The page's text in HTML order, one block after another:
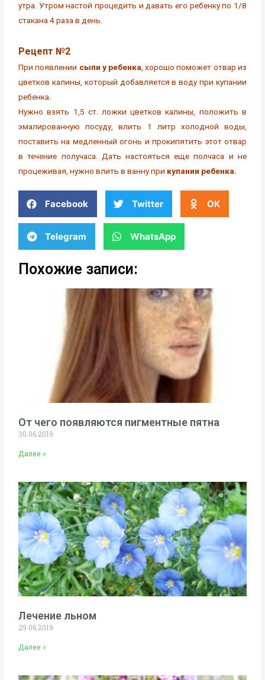
утра. Утром настой процедить и давать его ребенку по 1/8
стакана 4 раза в день.
Рецепт №2
При появлении сыпи у ребенка , хорошо поможет отвар из
цветков калины, который добавляется в воду при купании
ребенка.
Нужно взять 1,5 ст. ложки цветков калины, положить в
эмалированную посуду, влить 1 литр холодной воды,
поставить на медленный огонь и прокипятить этот отвар
в течение получаса. Дать настояться еще полчаса и не
процеживая, нужно влить в ванну при купании ребенка.
Facebook Twitter OK
Telegram WhatsApp
Похожие записи:
От чего появляются пигментные пятна
30.06.2019
Далее »
Лечение льном
29.06.2019
Далее »